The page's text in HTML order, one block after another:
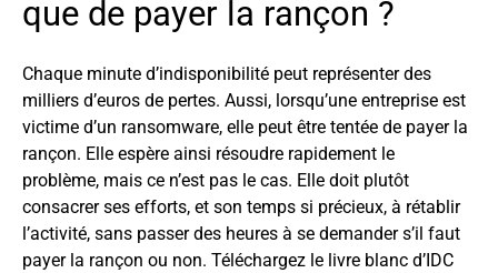
que de payer la rançon ?
Chaque minute d’indisponibilité peut représenter des
milliers d’euros de pertes. Aussi, lorsqu’une entreprise est
victime d’un ransomware, elle peut être tentée de payer la
rançon. Elle espère ainsi résoudre rapidement le
problème, mais ce n’est pas le cas. Elle doit plutôt
consacrer ses efforts, et son temps si précieux, à rétablir
l’activité, sans passer des heures à se demander s’il faut
payer la rançon ou non. Téléchargez le livre blanc d’IDC